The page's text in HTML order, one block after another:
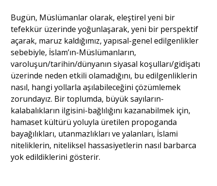
Bugün, Müslümanlar olarak, eleştirel yeni bir
tefekkür üzerinde yoğunlaşarak, yeni bir perspektif
açarak, maruz kaldığımız, yapısal-genel edilgenlikler
sebebiyle, İslam’ın-Müslümanların,
varoluşun/tarihin/dünyanın siyasal koşulları/gidişatı
üzerinde neden etkili olamadığını, bu edilgenliklerin
nasıl, hangi yollarla aşılabileceğini çözümlemek
zorundayız. Bir toplumda, büyük sayıların-
kalabalıkların ilgisini-bağlılığını kazanabilmek için,
hamaset kültürü yoluyla üretilen propoganda
bayağılıkları, utanmazlıkları ve yalanları, İslami
niteliklerin, niteliksel hassasiyetlerin nasıl barbarca
yok edildiklerini gösterir.